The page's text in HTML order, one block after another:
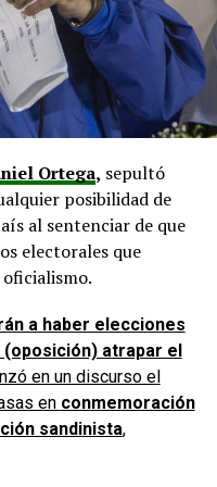
ciudadana y
de su gobierno
anunció este
dos frentes de
de los efectos del
Ortega, sepultó
posibilidad de
al sentenciar de que
electorales que
a haber elecciones
atrapar el
en un discurso el
en conmemoración
sandinista,